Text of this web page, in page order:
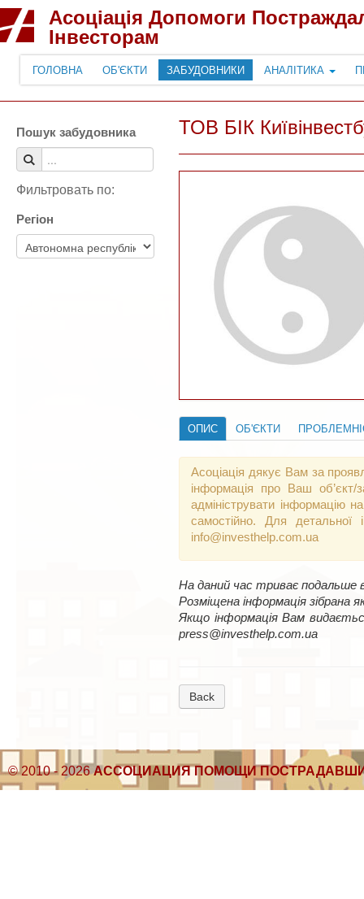
Асоціація Допомоги
Інвесторам
ГОЛОВНА ОБ'ЄКТИ ЗАБУДОВНИКИ АНАЛІТИКА
Пошук забудовника
Фильтровать по:
Регіон
ТОВ БІК
ОПИС ОБ'ЄКТИ
Асоціація дякує Вам за
інформація про Ваш
адмініструвати інформацію
самостійно. Для
info@investhelp.com.ua
На даний час триває подальше
Розміщена інформація зібрана
Якщо інформація Вам
press@investhelp.com.ua
Back
© 2010 - 2026АССОЦИАЦИЯ ПОМОЩИ